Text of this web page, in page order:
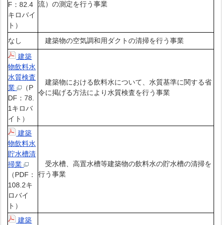
F：82.4
キロバイ
ト）
流）の測定を行う事業
なし
建築物の空気調和用ダクトの清掃を行う事業
建築
物飲料水
水質検査
業
（P
DF：78.
1キロバ
イト）
建築物における飲料水について、水質基準に関する省
令に掲げる方法により水質検査を行う事業
建築
物飲料水
貯水槽清
掃業
（PDF：
108.2キ
ロバイ
ト）
受水槽、高置水槽等建築物の飲料水の貯水槽の清掃を
行う事業
建築